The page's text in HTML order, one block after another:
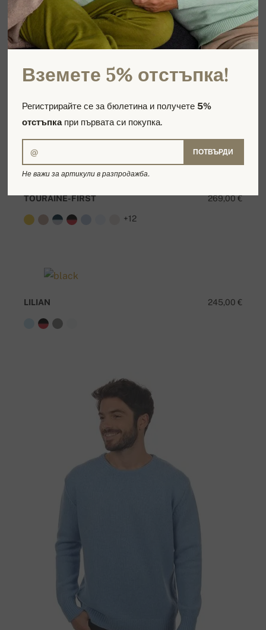
269,00 €
TOURAINE-FIRST
+12
245,00 €
LILIAN
Вземете 5% отстъпка!
Регистрирайте се за бюлетина и получете5%
отстъпкапри първата си покупка.
ПОТВЪРДИ
Не важи за артикули в разпродажба.